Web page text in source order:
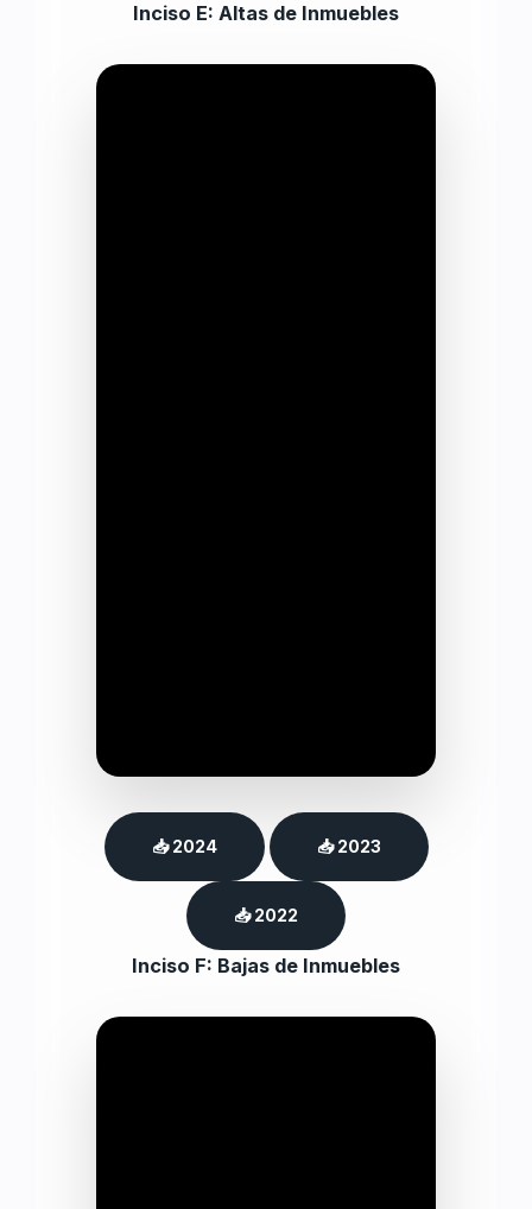
Inciso E: Altas de Inmuebles
📥 2024 📥 2023
📥 2022
Inciso F: Bajas de Inmuebles